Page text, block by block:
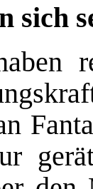
sich